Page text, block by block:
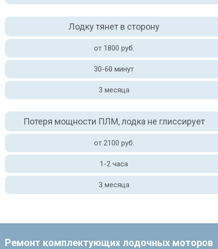
Лодку тянет в сторону
от 1800 руб.
30-60 минут
3 месяца
Потеря мощности ПЛМ, лодка не глиссирует
от 2100 руб.
1-2 часа
3 месяца
Ремонт комплектующих лодочных моторов